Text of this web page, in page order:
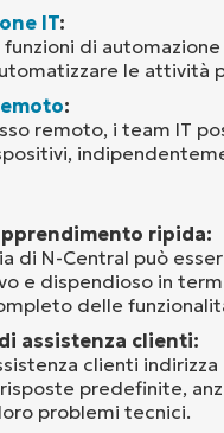
IT:
funzioni di
le attività
:
remoto, i team IT
ripida:
di N-Central può
e dispendioso in
delle
assistenza clienti:
clienti
predefinite,
problemi tecnici.